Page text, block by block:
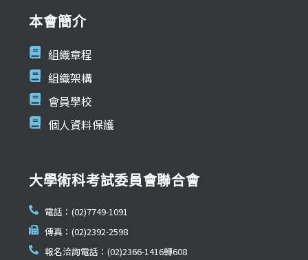
本會簡介
組織章程
組織架構
會員學校
個人資料保護
大學術科考試委員會聯合會
電話：(02)7749-1091
傳真：(02)2392-2598
報名洽詢電話：(02)2366-1416轉608